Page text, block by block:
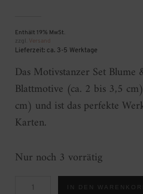
Enthält 19% MwSt.
zzgl. Versand
Lieferzeit: ca. 3-5 Werktage
Das Motivstanzer Set Blume
Blattmotive (ca. 2 bis 3,5
cm) und ist das perfekte
Karten.
Nur noch 3 vorrätig
Blume
IN DEN